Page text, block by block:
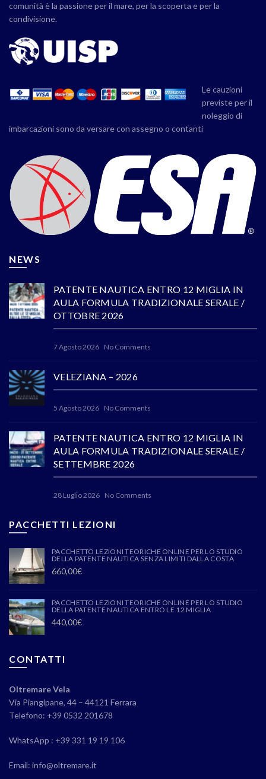
comunità è la passione per il mare, per la scoperta e per la
condivisione.
Le cauzioni
previste per il
noleggio di
imbarcazioni sono da versare con assegno o contanti
NEWS
PATENTE NAUTICA ENTRO 12 MIGLIA IN
AULA FORMULA TRADIZIONALE SERALE /
OTTOBRE 2026
7 Agosto 2026 No Comments
VELEZIANA – 2026
5 Agosto 2026 No Comments
PATENTE NAUTICA ENTRO 12 MIGLIA IN
AULA FORMULA TRADIZIONALE SERALE /
SETTEMBRE 2026
28 Luglio 2026 No Comments
PACCHETTI LEZIONI
PACCHETTO LEZIONI TEORICHE ONLINE PER LO STUDIO
DELLA PATENTE NAUTICA SENZA LIMITI DALLA COSTA
660,00€
PACCHETTO LEZIONI TEORICHE ONLINE PER LO STUDIO
DELLA PATENTE NAUTICA ENTRO LE 12 MIGLIA
440,00€
CONTATTI
Oltremare Vela
Via Piangipane, 44 – 44121 Ferrara
Telefono: +39 0532 201678
WhatsApp : +39 331 19 19 106
Email: info@oltremare.it